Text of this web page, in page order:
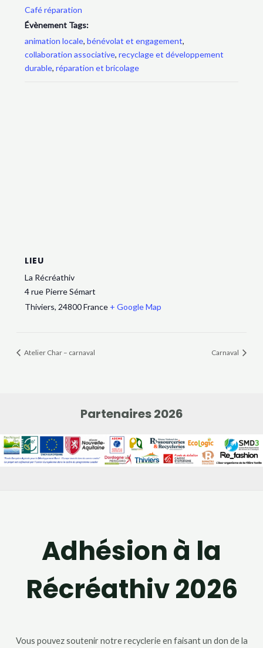
Café réparation
Évènement Tags:
animation locale,bénévolat et engagement,
collaboration associative,recyclage et développement
durable,réparation et bricolage
LIEU
La Récréathiv
4 rue Pierre Sémart
Thiviers, 24800 France + Google Map
Atelier Char – carnaval Carnaval
Partenaires 2026
Adhésion à la
Récréathiv 2026
Vous pouvez soutenir notre recyclerie en faisant un don de la